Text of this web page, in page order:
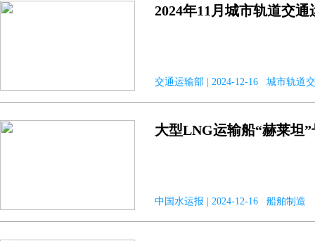
2024年11月城市轨道交
交通运输部 | 2024-12-16 城市轨道
大型LNG运输船“赫莱坦
中国水运报 | 2024-12-16 船舶制造